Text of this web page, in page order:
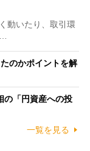
動いたり、取引環
のかポイントを解
の「円資産への投
一覧を見る